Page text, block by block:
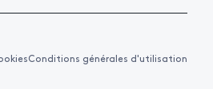
Conditions générales d'utilisation